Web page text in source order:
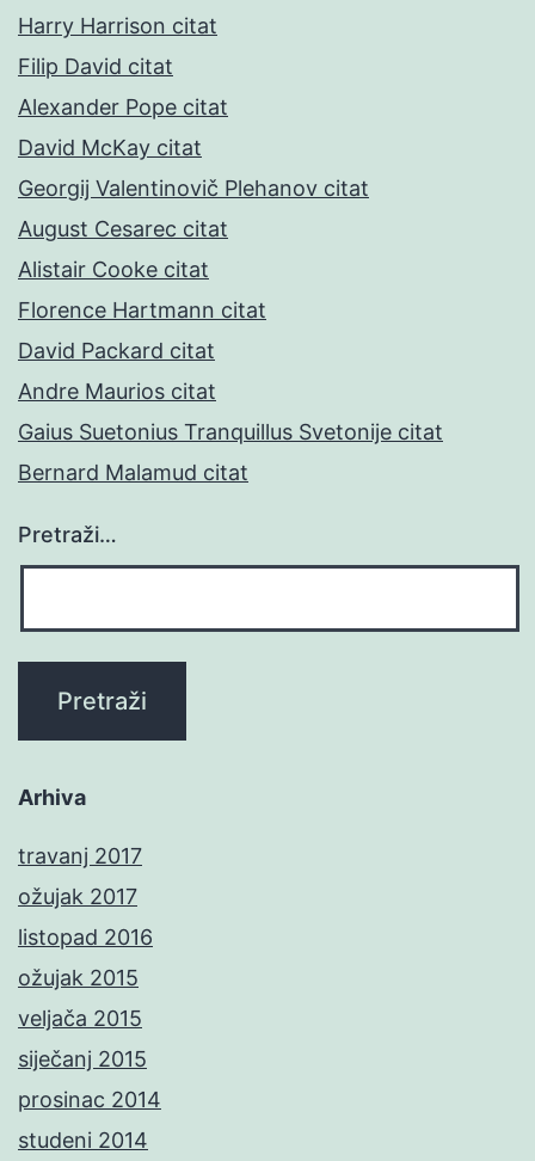
Harry Harrison citat
Filip David citat
Alexander Pope citat
David McKay citat
Georgij Valentinovič Plehanov citat
August Cesarec citat
Alistair Cooke citat
Florence Hartmann citat
David Packard citat
Andre Maurios citat
Gaius Suetonius Tranquillus Svetonije citat
Bernard Malamud citat
Pretraži…
Arhiva
travanj 2017
ožujak 2017
listopad 2016
ožujak 2015
veljača 2015
siječanj 2015
prosinac 2014
studeni 2014